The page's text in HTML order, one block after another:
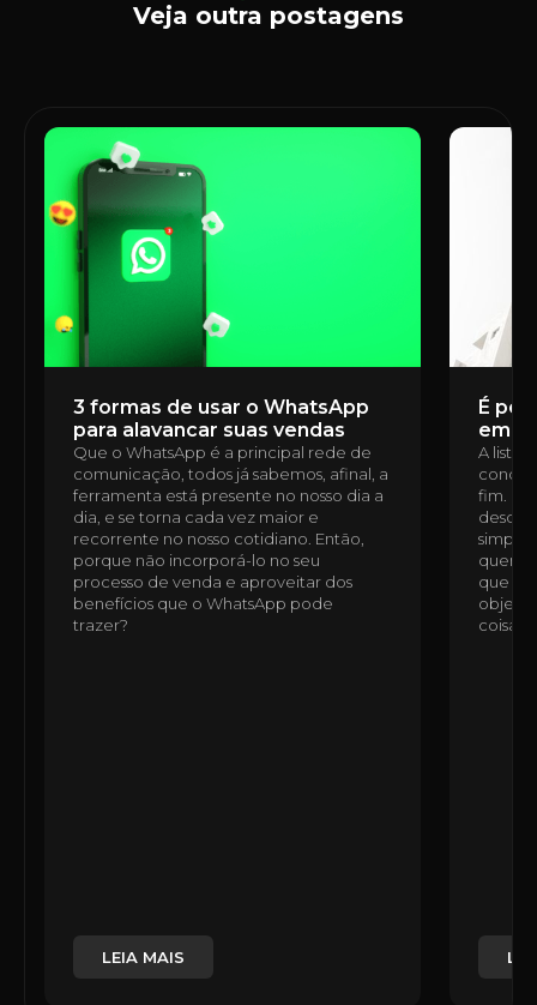
Veja outra postagens
3 formas de usar o WhatsApp
para alavancar suas vendas
Que o WhatsApp é a principal rede de
comunicação, todos já sabemos, afinal, a
ferramenta está presente no nosso dia a
dia, e se torna cada vez maior e
recorrente no nosso cotidiano. Então,
porque não incorporá-lo no seu
processo de venda e aproveitar dos
benefícios que o WhatsApp pode
trazer?
LEIA MAIS
É
em
A lista
fim. É
desde
quem
que
coisas,